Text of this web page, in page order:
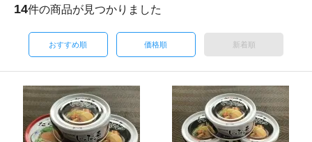
14件の商品が見つかりました
おすすめ順 価格順 新着順